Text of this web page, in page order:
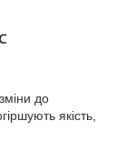
до
якість,